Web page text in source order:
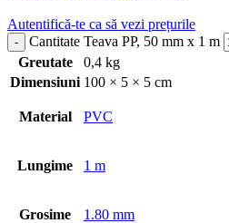
Autentifică-te ca să vezi prețurile
Cantitate Teava PP, 50 mm x 1 m
Greutate
0,4 kg
Dimensiuni 100 × 5 × 5 cm
Material PVC
Lungime 1 m
Grosime 1.80 mm